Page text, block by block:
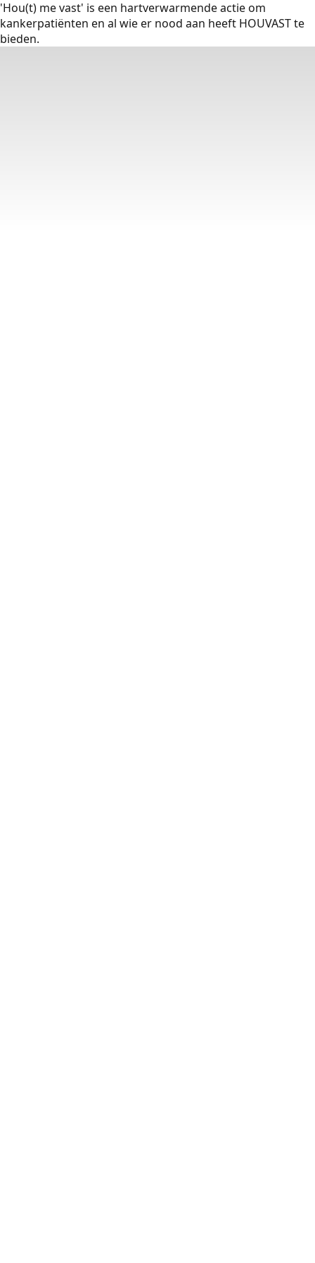
'Hou(t) me vast' is een hartverwarmende actie om
kankerpatiënten en al wie er nood aan heeft HOUVAST te
bieden.